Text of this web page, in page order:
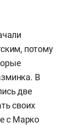
потому
В
две
своих
с Марко